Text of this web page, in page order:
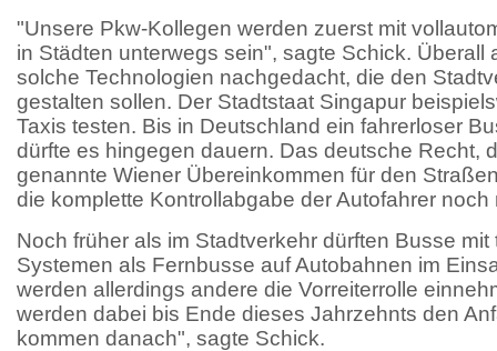
"Unsere Pkw-Kollegen werden zuerst mit
in Städten unterwegs sein", sagte Schick. Überall
solche Technologien nachgedacht, die den
gestalten sollen. Der Stadtstaat Singapur
Taxis testen. Bis in Deutschland ein fahrerloser
dürfte es hingegen dauern. Das deutsche Recht,
genannte Wiener Übereinkommen für den
die komplette Kontrollabgabe der Autofahrer noch
Noch früher als im Stadtverkehr dürften Busse
Systemen als Fernbusse auf Autobahnen im
werden allerdings andere die Vorreiterrolle
werden dabei bis Ende dieses Jahrzehnts den
kommen danach", sagte Schick.